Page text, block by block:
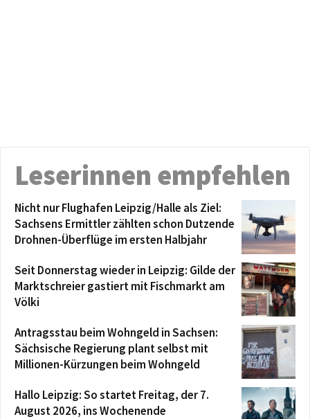
Leserinnen empfehlen
Nicht nur Flughafen Leipzig/Halle als Ziel:
Sachsens Ermittler zählten schon Dutzende
Drohnen-Überflüge im ersten Halbjahr
Seit Donnerstag wieder in Leipzig: Gilde der
Marktschreier gastiert mit Fischmarkt am
Völki
Antragsstau beim Wohngeld in Sachsen:
Sächsische Regierung plant selbst mit
Millionen-Kürzungen beim Wohngeld
Hallo Leipzig: So startet Freitag, der 7.
August 2026, ins Wochenende